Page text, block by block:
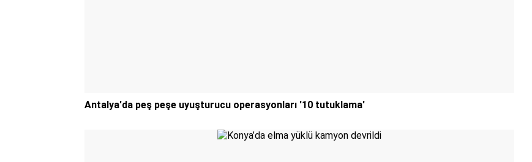
Antalya'da peş peşe uyuşturucu operasyonları '10 tutuklama'